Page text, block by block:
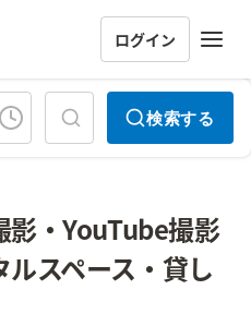
ログイン
検索する
影・YouTube撮影
スペース・貸し